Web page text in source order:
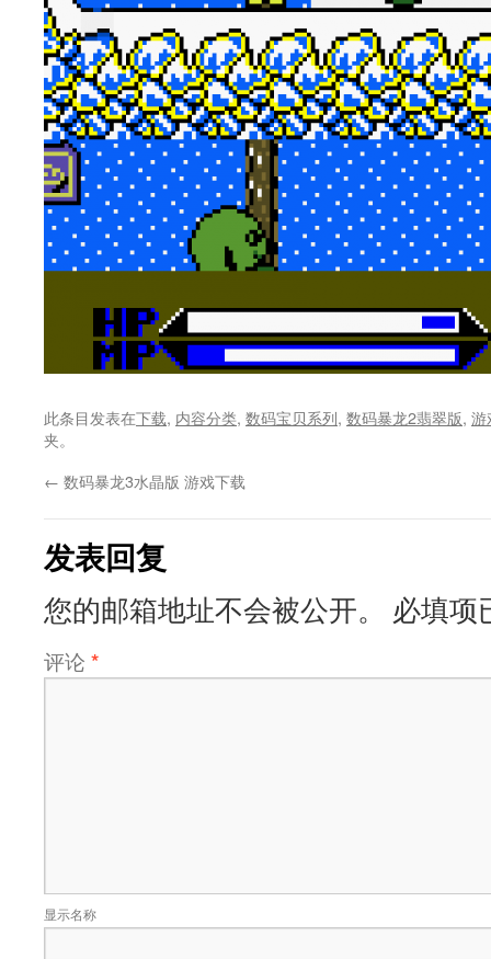
此条目发表在下载, 内容分类, 数码宝贝系列, 数码暴龙2翡翠版, 游
夹。
← 数码暴龙3水晶版 游戏下载
发表回复
您的邮箱地址不会被公开。 必填项
评论 *
显示名称